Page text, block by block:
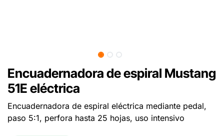
Encuadernadora de espiral Mustang
51E eléctrica
Encuadernadora de espiral eléctrica mediante pedal,
paso 5:1, perfora hasta 25 hojas, uso intensivo